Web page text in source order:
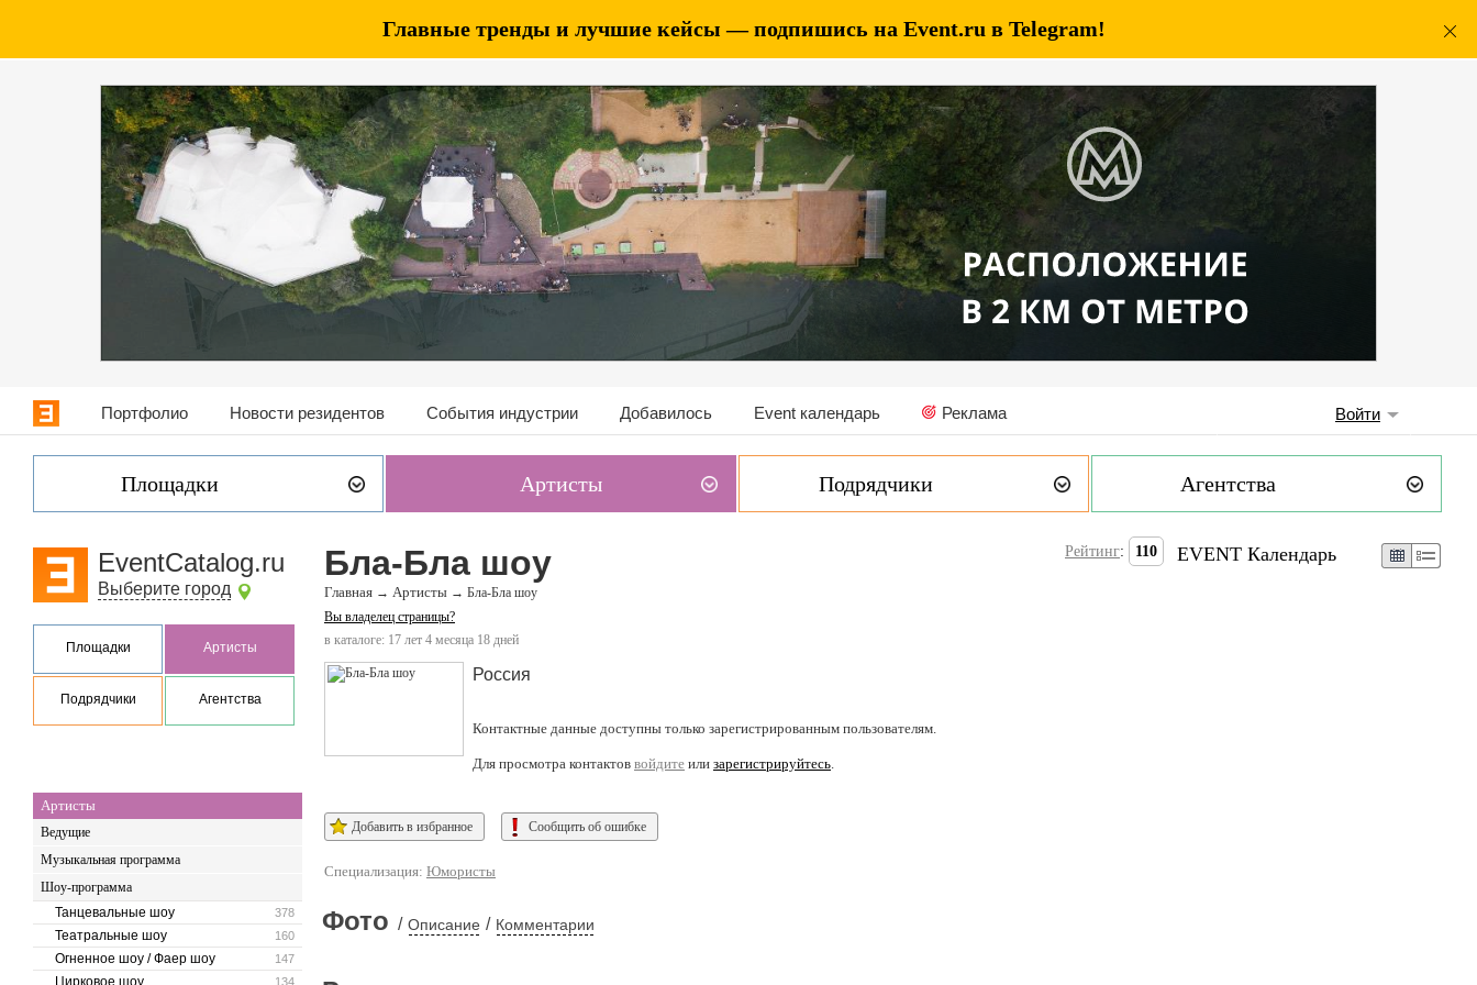
Главные тренды и лучшие кейсы — подпишись на Event.ru в Telegram!
Портфолио Новости резидентов События индустрии Добавилось Event календарь Реклама Войти
Площадки Артисты Подрядчики Агентства
EventCatalog.ru
Выберите город
Площадки Артисты
Подрядчики Агентства
Артисты
Ведущие
Музыкальная программа
Шоу-программа
378
Танцевальные шоу
160
Театральные шоу
147
Огненное шоу / Фаер шоу
134
Цирковое шоу
Бла-Бла шоу
Главная → Артисты → Бла-Бла шоу
Вы владелец страницы?
в каталоге: 17 лет 4 месяца 18 дней
Рейтинг: 110
Россия
Контактные данные доступны только зарегистрированным пользователям.
Для просмотра контактов войдите или зарегистрируйтесь.
Добавить в избранное Сообщить об ошибке
Специализация: Юмористы
Фото / Описание / Комментарии
EVENT Календарь